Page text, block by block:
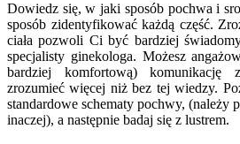
Dowiedz się, w jaki sposób pochwa i
sposób zidentyfikować każdą część.
ciała pozwoli Ci być bardziej
specjalisty ginekologa. Możesz
bardziej komfortową)
zrozumieć więcej niż bez tej wiedzy.
standardowe schematy pochwy, (należy
inaczej), a następnie badaj się z lustrem.